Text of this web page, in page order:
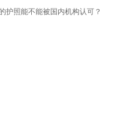
护照能不能被国内机构认可？